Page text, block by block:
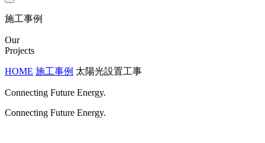
施工事例
Our
Projects
HOME 施工事例 太陽光設置工事
Connecting Future Energy.
Connecting Future Energy.